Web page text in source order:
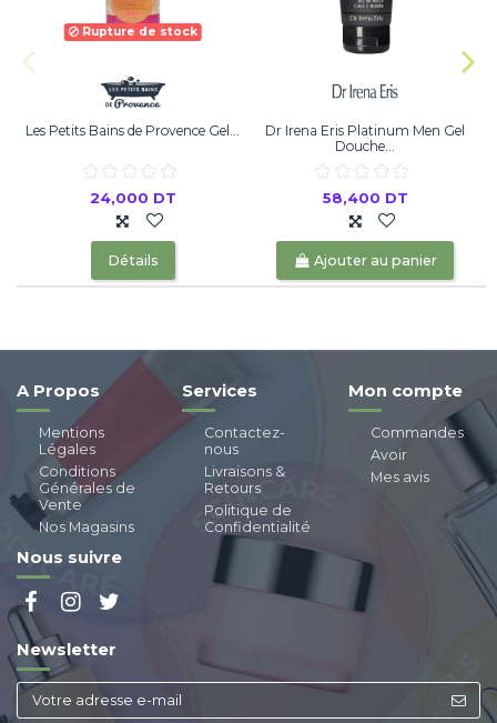
Rupture de stock
Les Petits Bains de Provence Gel...
24,000 DT
Détails
Dr Irena Eris Platinum Men Gel
Douche...
58,400 DT
Ajouter au panier
A Propos
Mentions
Légales
Conditions
Générales de
Vente
Nos Magasins
Services
Contactez-
nous
Livraisons &
Retours
Politique de
Confidentialité
Mon compte
Commandes
Avoir
Mes avis
Nous suivre
Newsletter